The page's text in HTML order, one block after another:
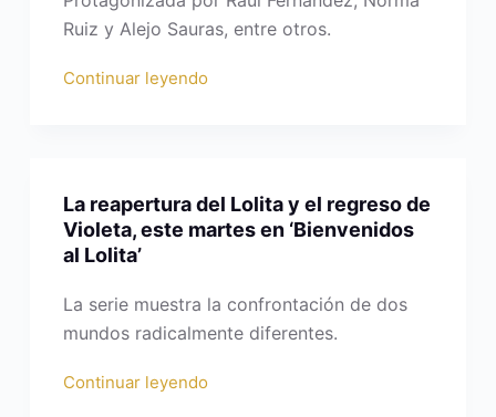
Ruiz y Alejo Sauras, entre otros.
Continuar leyendo
La reapertura del Lolita y el regreso de
Violeta, este martes en ‘Bienvenidos
al Lolita’
La serie muestra la confrontación de dos
mundos radicalmente diferentes.
Continuar leyendo